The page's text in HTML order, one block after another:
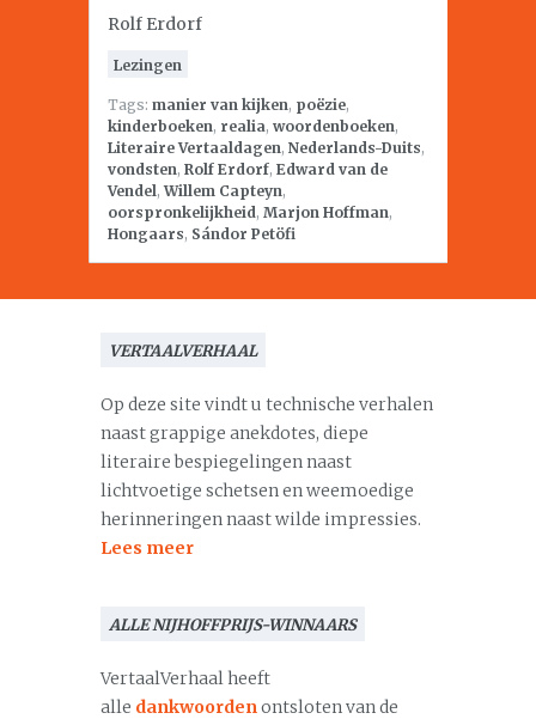
Rolf Erdorf
Lezingen
Tags: manier van kijken, poëzie,
kinderboeken, realia, woordenboeken,
Literaire Vertaaldagen, Nederlands-Duits,
vondsten, Rolf Erdorf, Edward van de
Vendel,Willem Capteyn,
oorspronkelijkheid, Marjon Hoffman,
Hongaars, Sándor Petöfi
VERTAALVERHAAL
Op deze site vindt u technische verhalen
naast grappige anekdotes, diepe
literaire bespiegelingen naast
lichtvoetige schetsen en weemoedige
herinneringen naast wilde impressies.
Lees meer
ALLE NIJHOFFPRIJS-WINNAARS
VertaalVerhaal heeft
alle dankwoordenontsloten van de